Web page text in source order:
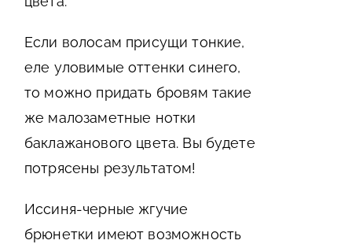
Если волосам присущи тонкие,
еле уловимые оттенки синего,
то можно придать бровям такие
же малозаметные нотки
баклажанового цвета. Вы будете
потрясены результатом!
Иссиня-черные жгучие
брюнетки имеют возможность